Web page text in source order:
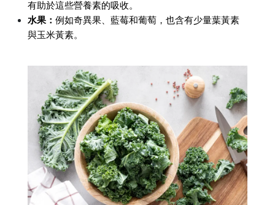
有助於這些營養素的吸收。
水果： 例如奇異果、藍莓和葡萄，也含有少量葉黃素
與玉米黃素。